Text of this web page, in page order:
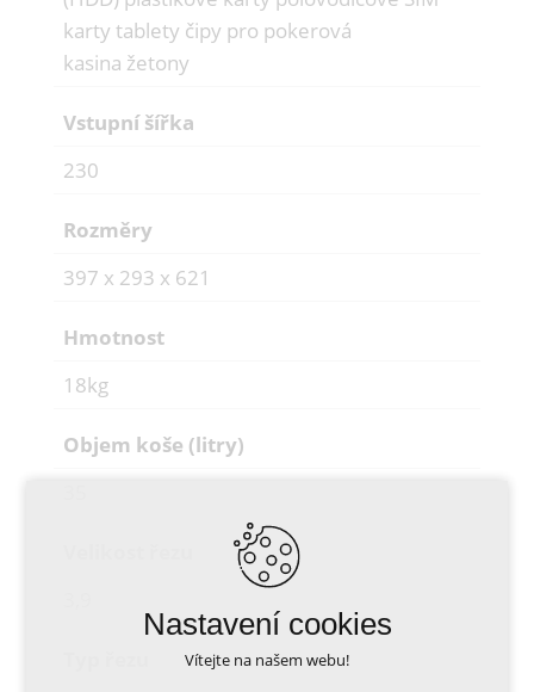
karty tablety čipy pro pokerová
kasina žetony
Vstupní šířka
230
Rozměry
397 x 293 x 621
Hmotnost
18kg
Objem koše (litry)
Nastavení cookies
Vítejte na našem webu!